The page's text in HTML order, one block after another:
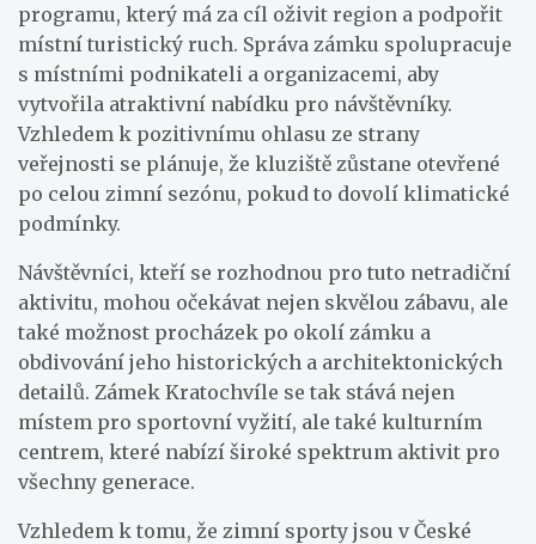
programu, který má za cíl oživit region a podpořit
místní turistický ruch. Správa zámku spolupracuje
s místními podnikateli a organizacemi, aby
vytvořila atraktivní nabídku pro návštěvníky.
Vzhledem k pozitivnímu ohlasu ze strany
veřejnosti se plánuje, že kluziště zůstane otevřené
po celou zimní sezónu, pokud to dovolí klimatické
podmínky.
Návštěvníci, kteří se rozhodnou pro tuto netradiční
aktivitu, mohou očekávat nejen skvělou zábavu, ale
také možnost procházek po okolí zámku a
obdivování jeho historických a architektonických
detailů. Zámek Kratochvíle se tak stává nejen
místem pro sportovní vyžití, ale také kulturním
centrem, které nabízí široké spektrum aktivit pro
všechny generace.
Vzhledem k tomu, že zimní sporty jsou v České